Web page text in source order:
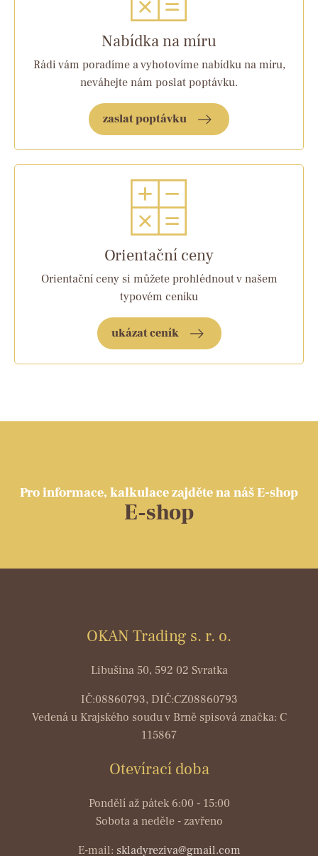
Nabídka na míru
Rádi vám poradíme a vyhotovíme nabídku na míru,
neváhejte nám poslat poptávku.
zaslat poptávku
Orientační ceny
Orientační ceny si můžete prohlédnout v našem
typovém ceníku
ukázat ceník
Pro informace, kalkulace zajděte na náš E-shop
E-shop
OKAN Trading s. r. o.
Libušina 50, 592 02 Svratka
IČ:08860793, DIČ:CZ08860793
Vedená u Krajského soudu v Brně spisová značka: C
115867
Otevírací doba
Pondělí až pátek 6:00 - 15:00
Sobota a neděle - zavřeno
E-mail: skladyreziva@gmail.com